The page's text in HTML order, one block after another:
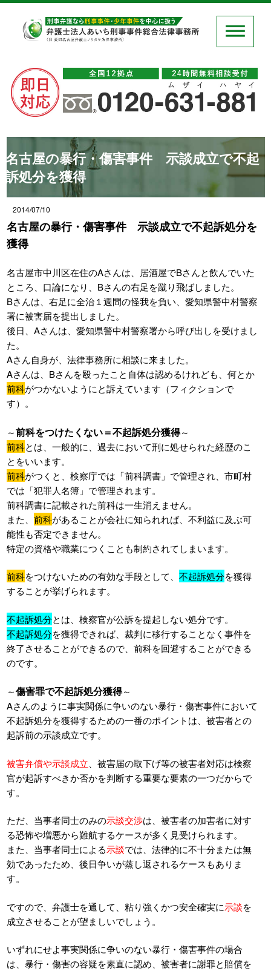
名古屋の暴行・傷害事件 示談成立で不起
訴処分を獲得
2014/07/10
名古屋の暴行・傷害事件 示談成立で不起訴処分を
獲得
名古屋市中川区在住のAさんは、居酒屋でBさんと飲んでいた
ところ、口論になり、Bさんの右足を蹴り飛ばしました。
Bさんは、右足に全治１週間の怪我を負い、愛知県警中村警察
署に被害届を提出しました。
後日、Aさんは、愛知県警中村警察署から呼び出しを受けまし
た。
Aさん自身が、法律事務所に相談に来ました。
Aさんは、Bさんを殴ったこと自体は認めるけれども、何とか
前科がつかないようにと訴えています（フィクションで
す）。
～前科をつけたくない＝不起訴処分獲得～
前科とは、一般的に、過去において刑に処せられた経歴のこ
とをいいます。
前科がつくと、検察庁では「前科調書」で管理され、市町村
では「犯罪人名簿」で管理されます。
前科調書に記載された前科は一生消えません。
また、前科があることが会社に知られれば、不利益に及ぶ可
能性も否定できません。
特定の資格や職業につくことも制約されてしまいます。
前科をつけないための有効な手段として、不起訴処分を獲得
することが挙げられます。
不起訴処分とは、検察官が公訴を提起しない処分です。
不起訴処分を獲得できれば、裁判に移行することなく事件を
終了させることができるので、前科を回避することができる
のです。
～傷害罪で不起訴処分獲得～
Aさんのように事実関係に争いのない暴行・傷害事件において
不起訴処分を獲得するための一番のポイントは、被害者との
起訴前の示談成立です。
被害弁償や示談成立 、被害届の取下げ等の被害者対応は検察
官が起訴すべきか否かを判断する重要な要素の一つだからで
す。
ただ、当事者同士のみの示談交渉は、被害者の加害者に対す
る恐怖や増悪から難航するケースが多く見受けられます。
また、当事者同士による示談では、法律的に不十分または無
効であったため、後日争いが蒸し返されるケースもありま
す。
ですので、弁護士を通して、粘り強くかつ安全確実に示談を
成立させることが望ましいでしょう。
いずれにせよ事実関係に争いのない暴行・傷害事件の場合
は、暴行・傷害の容疑を素直に認め、被害者に謝罪と賠償を